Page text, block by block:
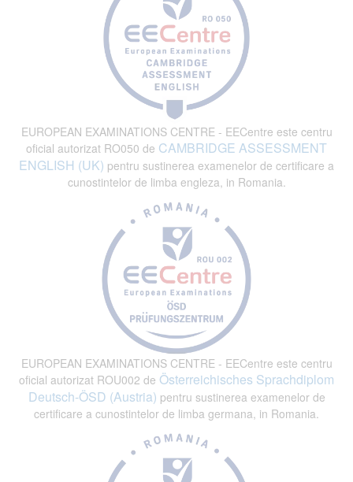
EUROPEAN EXAMINATIONS CENTRE - EECentre este centru
oficial autorizat RO050 de CAMBRIDGE ASSESSMENT
ENGLISH (UK) pentru sustinerea examenelor de certificare a
cunostintelor de limba engleza, in Romania.
EUROPEAN EXAMINATIONS CENTRE - EECentre este centru
oficial autorizat ROU002 de Österreichisches Sprachdiplom
Deutsch-ÖSD (Austria) pentru sustinerea examenelor de
certificare a cunostintelor de limba germana, in Romania.